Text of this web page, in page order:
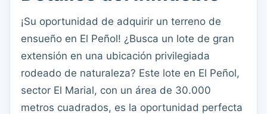
¡Su oportunidad de adquirir un terreno de
ensueño en El Peñol! ¿Busca un lote de gran
extensión en una ubicación privilegiada
rodeado de naturaleza? Este lote en El Peñol,
sector El Marial, con un área de 30.000
metros cuadrados, es la oportunidad perfecta